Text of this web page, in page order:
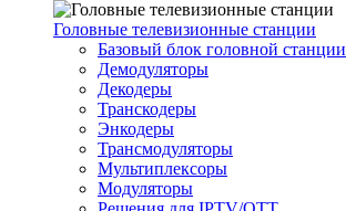
Головные телевизионные станции
Базовый блок головной станции
Демодуляторы
Декодеры
Транскодеры
Энкодеры
Трансмодуляторы
Мультиплексоры
Модуляторы